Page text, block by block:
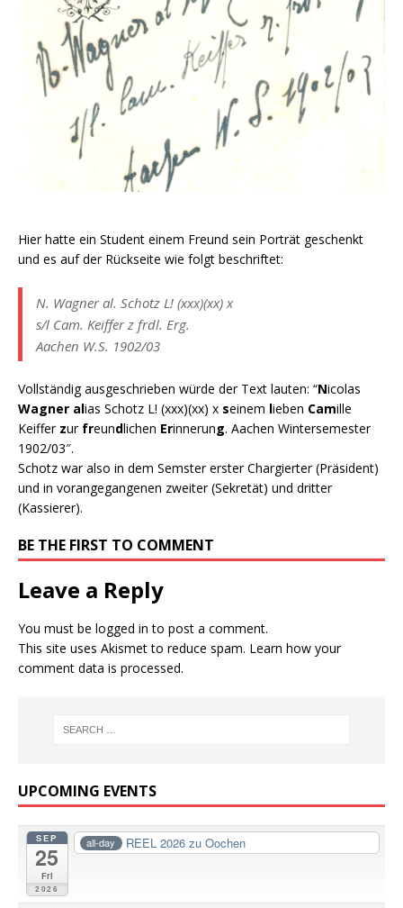
Hier hatte ein Student einem Freund sein Porträt geschenkt
und es auf der Rückseite wie folgt beschriftet:
N. Wagner al. Schotz L! (xxx)(xx) x
s/l Cam. Keiffer z frdl. Erg.
Aachen W.S. 1902/03
Vollständig ausgeschrieben würde der Text lauten: “Nicolas
Wagner alias Schotz L! (xxx)(xx) x seinem lieben Camille
Keiffer zur freundlichen Erinnerung. Aachen Wintersemester
1902/03″.
Schotz war also in dem Semster erster Chargierter (Präsident)
und in vorangegangenen zweiter (Sekretät) und dritter
(Kassierer).
BE THE FIRST TO COMMENT
Leave a Reply
You must be logged in to post a comment.
This site uses Akismet to reduce spam. Learn how your
comment data is processed.
UPCOMING EVENTS
SEP
25
Fri
2026
all-day REEL 2026 zu Oochen